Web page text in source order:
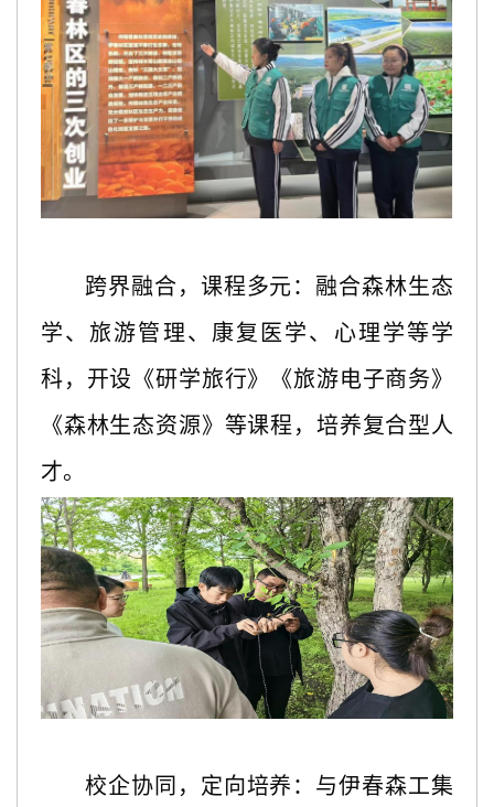
跨界融合，课程多元：融合森林生态
学、旅游管理、康复医学、心理学等学
科，开设《研学旅行》《旅游电子商务》
《森林生态资源》等课程，培养复合型人
才。
校企协同，定向培养：与伊春森工集